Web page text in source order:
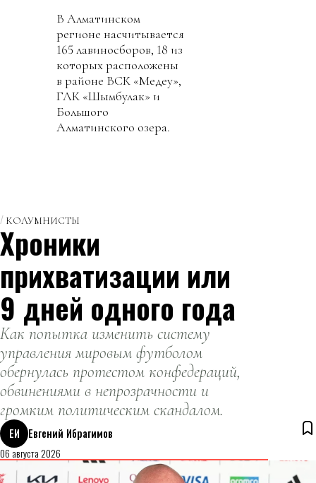
В Алматинском
регионе насчитывается
165 лавиносборов, 18 из
которых расположены
в районе ВСК «Медеу»,
ГЛК «Шымбулак» и
Большого
Алматинского озера.
КОЛУМНИСТЫ
Хроники
прихватизации или
9 дней одного года
Как попытка изменить систему
управления мировым футболом
обернулась протестом конфедераций,
обвинениями в непрозрачности и
громким политическим скандалом.
ЕИ
Евгений Ибрагимов
06 августа 2026